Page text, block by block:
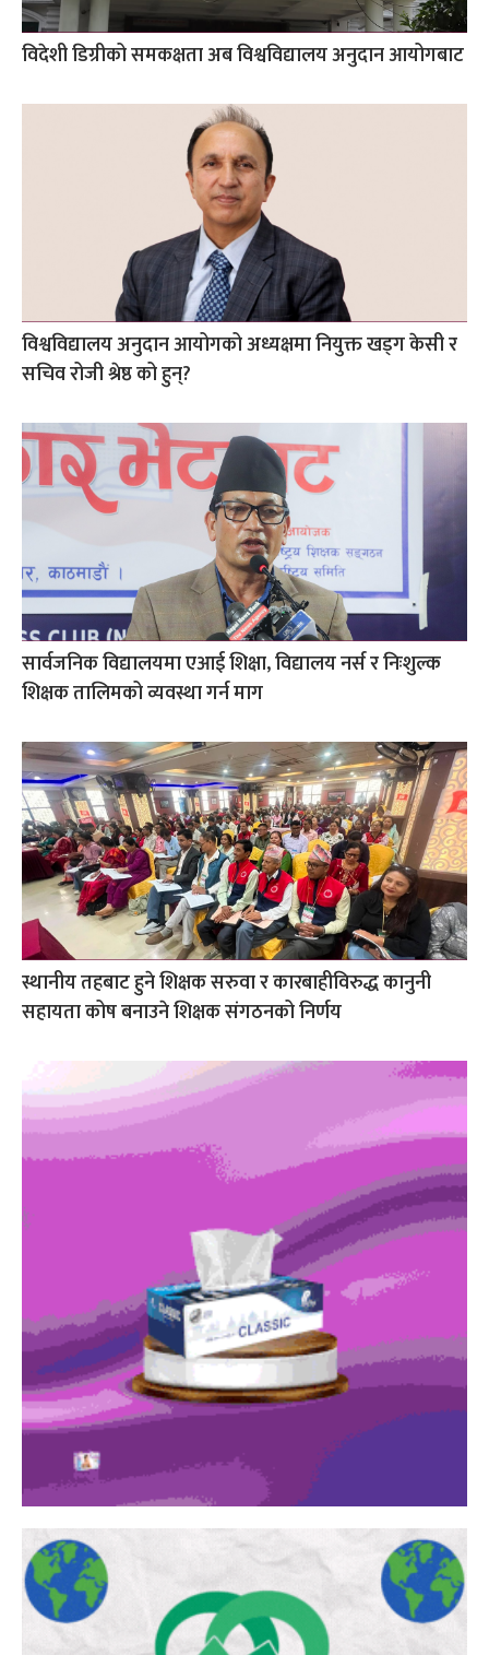
विदेशी डिग्रीको समकक्षता अब विश्वविद्यालय अनुदान आयोगबाट
विश्वविद्यालय अनुदान आयोगको अध्यक्षमा नियुक्त खड्ग केसी र
सचिव रोजी श्रेष्ठ को हुन्?
सार्वजनिक विद्यालयमा एआई शिक्षा, विद्यालय नर्स र निःशुल्क
शिक्षक तालिमको व्यवस्था गर्न माग
स्थानीय तहबाट हुने शिक्षक सरुवा र कारबाहीविरुद्ध कानुनी
सहायता कोष बनाउने शिक्षक संगठनको निर्णय